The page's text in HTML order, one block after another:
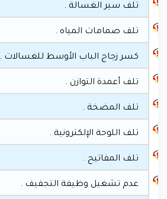
تلف سير الغسالة .
تلف صمامات المياه .
كسر زجاج الباب الأوسط للغسالات .
تلف أعمدة التوازن .
تلف المضخة .
تلف اللوحة الإلكترونية .
تلف المفاتيح .
عدم تشغيل وظيفة التجفيف .